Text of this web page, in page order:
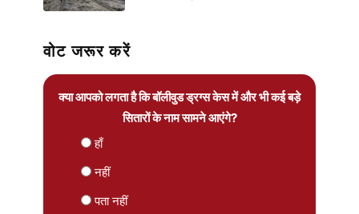
वोट जरूर करें
क्या आपको लगता है कि बॉलीवुड ड्रग्स केस में और भी कई बड़े
सितारों के नाम सामने आएंगे?
हाँ
नहीं
पता नहीं